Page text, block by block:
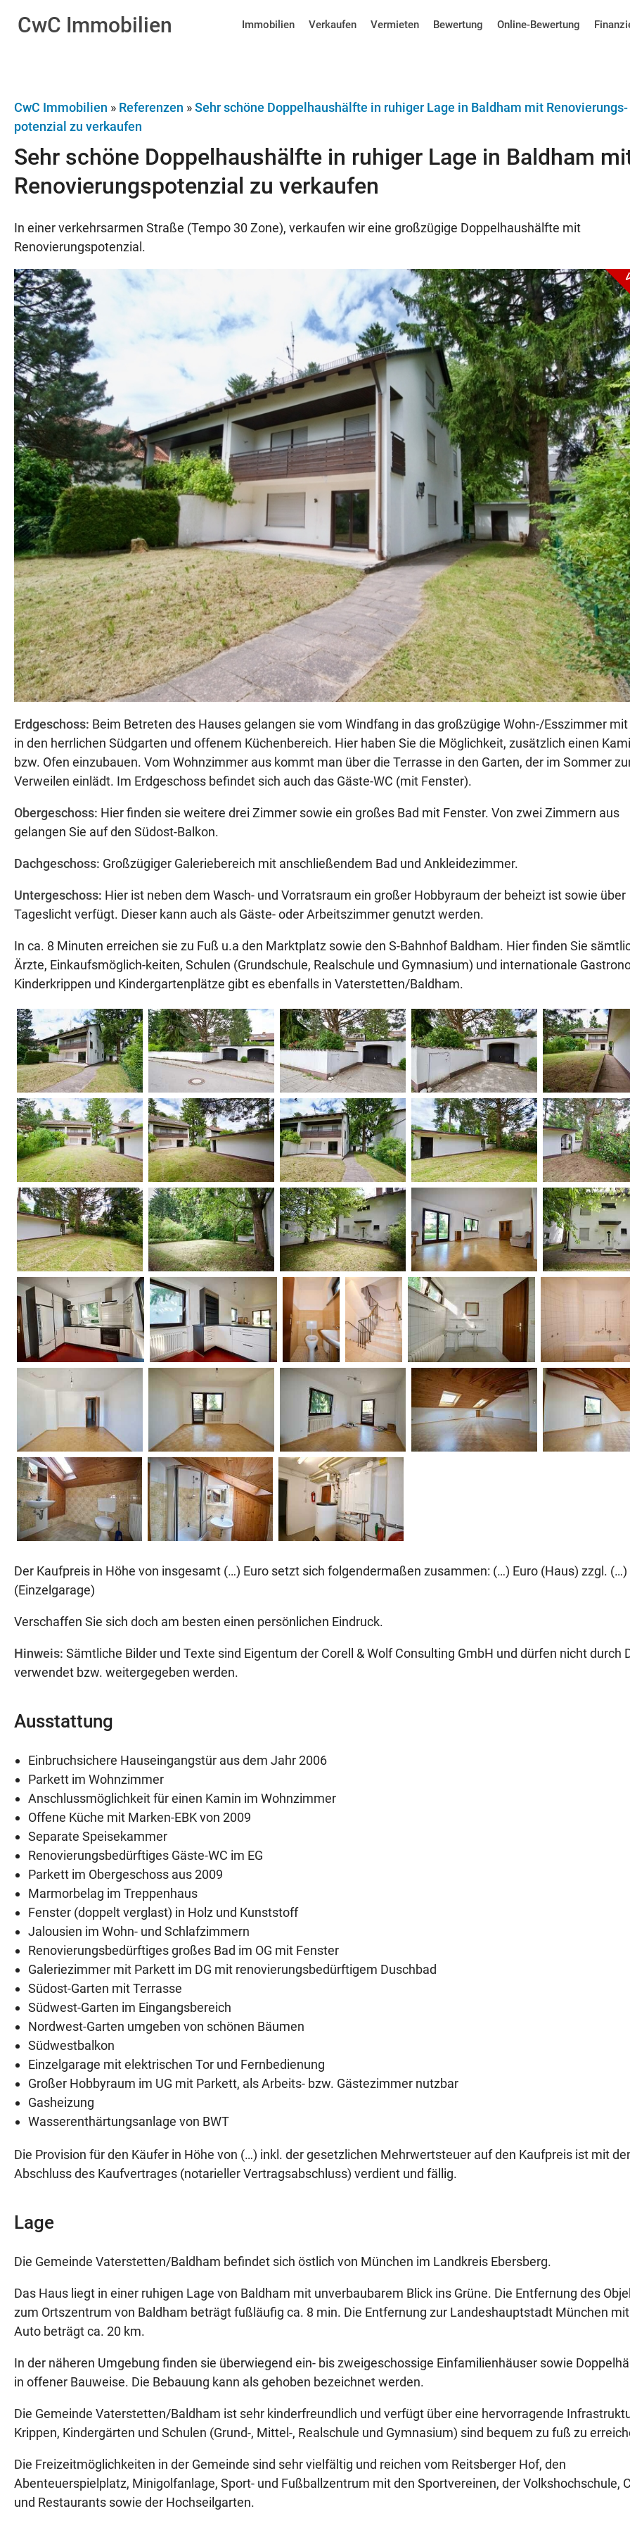
CwC Immobilien Immobilien Verkaufen Vermieten Bewertung Online-Bewertung
CwC Immobilien » Referenzen »Sehr schöne Doppelhaus­hälfte in ruhiger Lage in Baldham mit Renovierungs­
potenzial zu verkaufen
Sehr schöne Doppelhaus­hälfte in ruhiger Lage in Baldham
Renovierungs­potenzial zu verkaufen
In einer verkehrsarmen Straße (Tempo 30 Zone), verkaufen wir eine großzügige Doppelhaushälfte mit
Renovierungspotenzial.
Erdgeschoss: Beim Betreten des Hauses gelangen sie vom Windfang in das großzügige Wohn-/Esszimmer mit
in den herrlichen Südgarten und offenem Küchenbereich. Hier haben Sie die Möglichkeit, zusätzlich einen
bzw. Ofen einzubauen. Vom Wohnzimmer aus kommt man über die Terrasse in den Garten, der im Sommer
Verweilen einlädt. Im Erdgeschoss befindet sich auch das Gäste-WC (mit Fenster).
Obergeschoss: Hier finden sie weitere drei Zimmer sowie ein großes Bad mit Fenster. Von zwei Zimmern aus
gelangen Sie auf den Südost-Balkon.
Dachgeschoss: Großzügiger Galeriebereich mit anschließendem Bad und Ankleidezimmer.
Untergeschoss: Hier ist neben dem Wasch- und Vorratsraum ein großer Hobbyraum der beheizt ist sowie über
Tageslicht verfügt. Dieser kann auch als Gäste- oder Arbeitszimmer genutzt werden.
In ca. 8 Minuten erreichen sie zu Fuß u.a den Marktplatz sowie den S-Bahnhof Baldham. Hier finden Sie
Ärzte, Einkaufsmöglich-keiten, Schulen (Grundschule, Realschule und Gymnasium) und internationale
Kinderkrippen und Kindergartenplätze gibt es ebenfalls in Vaterstetten/Baldham.
Der Kaufpreis in Höhe von insgesamt (…) Euro setzt sich folgendermaßen zusammen: (…) Euro (Haus) zzgl. (…)
(Einzelgarage)
Verschaffen Sie sich doch am besten einen persönlichen Eindruck.
Hinweis: Sämtliche Bilder und Texte sind Eigentum der Corell & Wolf Consulting GmbH und dürfen nicht durch
verwendet bzw. weitergegeben werden.
Ausstattung
Einbruchsichere Hauseingangstür aus dem Jahr 2006
Parkett im Wohnzimmer
Anschlussmöglichkeit für einen Kamin im Wohnzimmer
Offene Küche mit Marken-EBK von 2009
Separate Speisekammer
Renovierungsbedürftiges Gäste-WC im EG
Parkett im Obergeschoss aus 2009
Marmorbelag im Treppenhaus
Fenster (doppelt verglast) in Holz und Kunststoff
Jalousien im Wohn- und Schlafzimmern
Renovierungsbedürftiges großes Bad im OG mit Fenster
Galeriezimmer mit Parkett im DG mit renovierungsbedürftigem Duschbad
Südost-Garten mit Terrasse
Südwest-Garten im Eingangsbereich
Nordwest-Garten umgeben von schönen Bäumen
Südwestbalkon
Einzelgarage mit elektrischen Tor und Fernbedienung
Großer Hobbyraum im UG mit Parkett, als Arbeits- bzw. Gästezimmer nutzbar
Gasheizung
Wasserenthärtungsanlage von BWT
Die Provision für den Käufer in Höhe von (…) inkl. der gesetzlichen Mehrwertsteuer auf den Kaufpreis ist mit
Abschluss des Kaufvertrages (notarieller Vertragsabschluss) verdient und fällig.
Lage
Die Gemeinde Vaterstetten/Baldham befindet sich östlich von München im Landkreis Ebersberg.
Das Haus liegt in einer ruhigen Lage von Baldham mit unverbaubarem Blick ins Grüne. Die Entfernung des
zum Ortszentrum von Baldham beträgt fußläufig ca. 8 min. Die Entfernung zur Landeshauptstadt München
Auto beträgt ca. 20 km.
In der näheren Umgebung finden sie überwiegend ein- bis zweigeschossige Einfamilienhäuser sowie
in offener Bauweise. Die Bebauung kann als gehoben bezeichnet werden.
Die Gemeinde Vaterstetten/Baldham ist sehr kinderfreundlich und verfügt über eine hervorragende
Krippen, Kindergärten und Schulen (Grund-, Mittel-, Realschule und Gymnasium) sind bequem zu fuß zu
Die Freizeitmöglichkeiten in der Gemeinde sind sehr vielfältig und reichen vom Reitsberger Hof, den
Abenteuerspielplatz, Minigolfanlage, Sport- und Fußballzentrum mit den Sportvereinen, der Volkshochschule,
und Restaurants sowie der Hochseilgarten.